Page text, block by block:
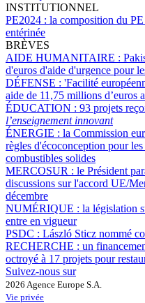
INSTITUTIONNEL
PE2024 : la composition du
entérinée
BRÈVES
AIDE HUMANITAIRE :
d'euros d'aide d'urgence pour
DÉFENSE : 'Facilité
aide de 11,75 millions d’euros
ÉDUCATION : 93 projets
l’enseignement innovant
ÉNERGIE : la Commission
règles d'écoconception pour
combustibles solides
MERCOSUR : le Président
discussions sur l'accord UE/
décembre
NUMÉRIQUE : la législation
entre en vigueur
PSDC : László Sticz nommé
RECHERCHE : un
octroyé à 17 projets pour
Suivez-nous sur
2026 Agence Europe S.A.
Vie privée